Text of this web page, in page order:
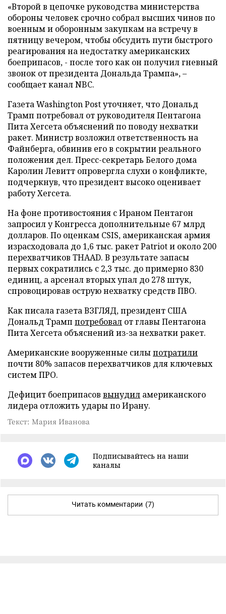
«Второй в цепочке руководства министерства
обороны человек срочно собрал высших чинов по
военным и оборонным закупкам на встречу в
пятницу вечером, чтобы обсудить пути быстрого
реагирования на недостатку американских
боеприпасов, - после того как он получил гневный
звонок от президента Дональда Трампа», –
сообщает канал NBC.
Газета Washington Post уточняет, что Дональд
Трамп потребовал от руководителя Пентагона
Пита Хегсета объяснений по поводу нехватки
ракет. Министр возложил ответственность на
Файнберга, обвинив его в сокрытии реального
положения дел. Пресс-секретарь Белого дома
Каролин Левитт опровергла слухи о конфликте,
подчеркнув, что президент высоко оценивает
работу Хегсета.
На фоне противостояния с Ираном Пентагон
запросил у Конгресса дополнительные 67 млрд
долларов. По оценкам CSIS, американская армия
израсходовала до 1,6 тыс. ракет Patriot и около 200
перехватчиков THAAD. В результате запасы
первых сократились с 2,3 тыс. до примерно 830
единиц, а арсенал вторых упал до 278 штук,
спровоцировав острую нехватку средств ПВО.
Как писала газета ВЗГЛЯД, президент США
Дональд Трамп потребовал от главы Пентагона
Пита Хегсета объяснений из-за нехватки ракет.
Американские вооруженные силыпотратили
почти 80% запасов перехватчиков для ключевых
систем ПРО.
Дефицит боеприпасов вынудил американского
лидера отложить удары по Ирану.
Текст: Мария Иванова
Подписывайтесь на наши
каналы
Читать комментарии (7)